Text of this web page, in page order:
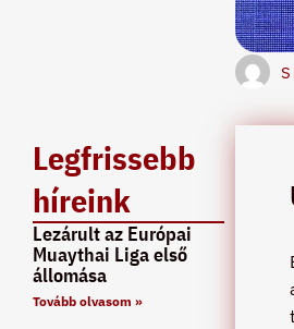
Legfrissebb
híreink
Lezárult az Európai
Muaythai Liga első
állomása
Tovább olvasom »